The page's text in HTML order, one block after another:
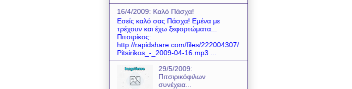
16/4/2009: Kαλό Πάσχα!
Εσείς καλό σας Πάσχα! Εμένα με
τρέχουν και έχω ξεφορτώματα...
Πιτσιρίκος:
http://rapidshare.com/files/222004307/
Pitsirikos_-_2009-04-16.mp3 ...
29/5/2009:
Πιτσιρικόφιλων
συνέχεια...